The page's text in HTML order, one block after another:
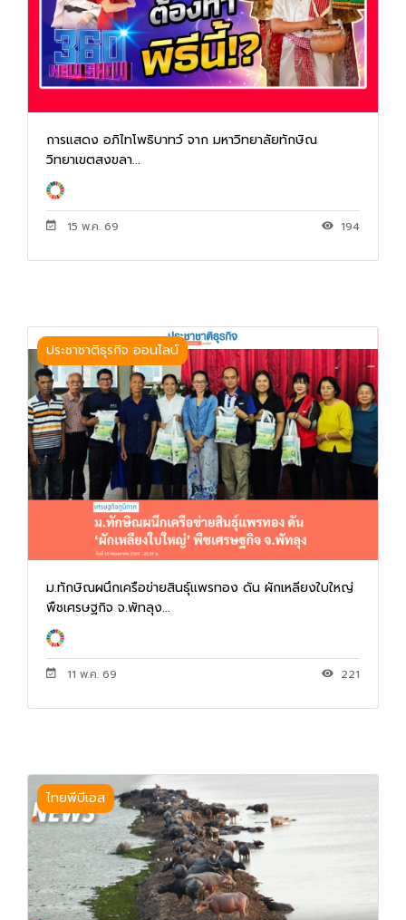
การแสดง อภิไทโพธิบาทว์ จาก มหาวิทยาลัยทักษิณ
วิทยาเขตสงขลา...
15 พ.ค. 69 194
ประชาชาติธุรกิจ ออนไลน์
ม.ทักษิณผนึกเครือข่ายสินธุ์แพรทอง ดัน ผักเหลียงใบใหญ่
พืชเศรษฐกิจ จ.พัทลุง...
11 พ.ค. 69 221
ไทยพีบีเอส